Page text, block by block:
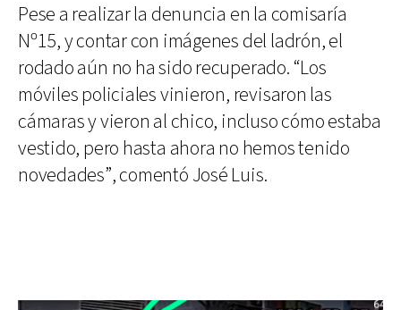
Pese a realizar la denuncia en la comisaría
Nº15, y contar con imágenes del ladrón, el
rodado aún no ha sido recuperado. “Los
móviles policiales vinieron, revisaron las
cámaras y vieron al chico, incluso cómo estaba
vestido, pero hasta ahora no hemos tenido
novedades”, comentó José Luis.